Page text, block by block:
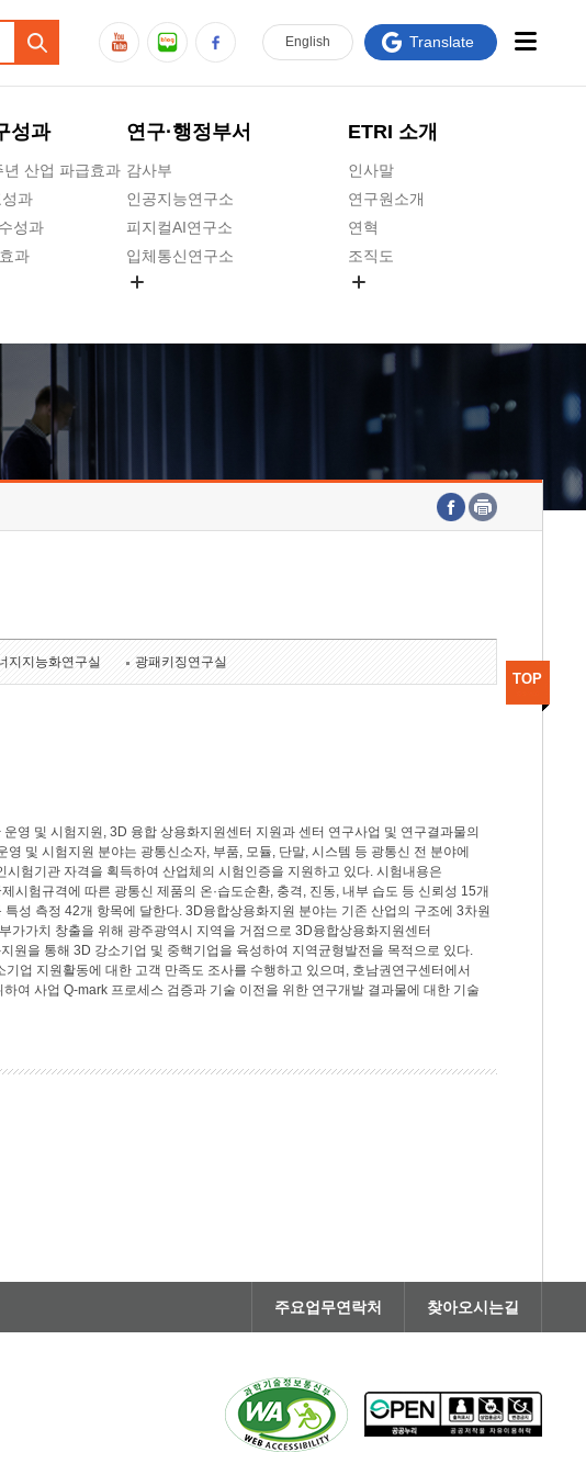
성과
년 산업 파급효과
과
성과
과
연구·행정부서
감사부
인공지능연구소
피지컬AI연구소
입체통신연구소
호남권연구본부
기획본부
ETRI 소개
인사말
연구원소개
연혁
조직도
연구원 고객헌장
주요업무연락처
English Translate
지지능화연구실 광패키징연구실
영 및 시험지원, 3D 융합 상용화지원센터 지원과 센터 연구사업 및 연구결과물의
및 시험지원 분야는 광통신소자, 부품, 모듈, 단말, 시스템 등 광통신 전 분야에
험기관 자격을 획득하여 산업체의 시험인증을 지원하고 있다. 시험내용은
시험규격에 따른 광통신 제품의 온·습도순환, 충격, 진동, 내부 습도 등 신뢰성 15개
성 측정 42개 항목에 달한다. 3D융합상용화지원 분야는 기존 산업의 구조에 3차원
가가치 창출을 위해 광주광역시 지역을 거점으로 3D융합상용화지원센터
원을 통해 3D 강소기업 및 중핵기업을 육성하여 지역균형발전을 목적으로 있다.
업 지원활동에 대한 고객 만족도 조사를 수행하고 있으며, 호남권연구센터에서
여 사업 Q-mark 프로세스 검증과 기술 이전을 위한 연구개발 결과물에 대한 기술
TOP
주요업무연락처 찾아오시는길